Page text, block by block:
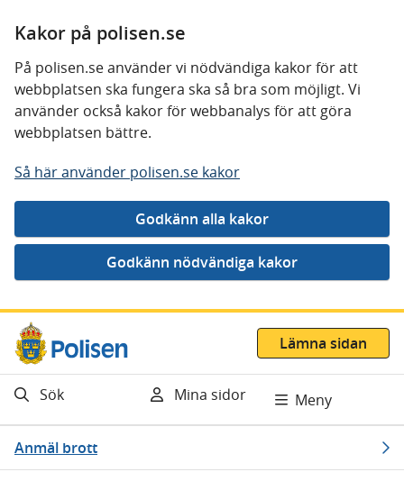
Kakor på polisen.se
På polisen.se använder vi nödvändiga kakor för att
webbplatsen ska fungera ska så bra som möjligt. Vi
använder också kakor för webbanalys för att göra
webbplatsen bättre.
Så här använder polisen.se kakor
Gå direkt till innehåll
Lämna sidan
Sök Mina sidor Meny
Anmäl brott